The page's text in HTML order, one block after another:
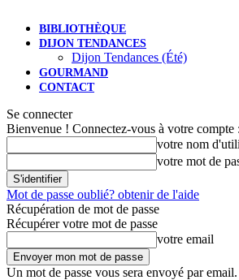
BIBLIOTHÈQUE
DIJON TENDANCES
Dijon Tendances (Été)
GOURMAND
CONTACT
Se connecter
Bienvenue ! Connectez-vous à votre compte :
votre nom
votre mot de
Mot de passe oublié? obtenir de l'aide
Récupération de mot de passe
Récupérer votre mot de passe
votre email
Un mot de passe vous sera envoyé par email.